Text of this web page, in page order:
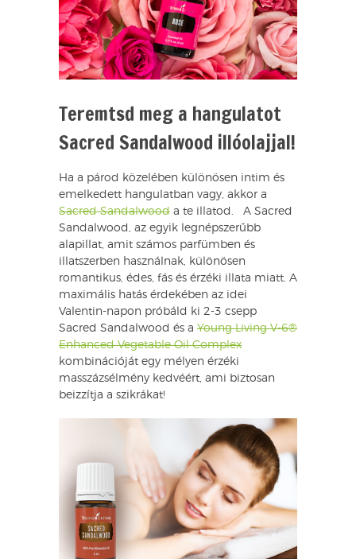
Teremtsd meg a hangulatot
Sacred Sandalwood illóolajjal!
Ha a párod közelében különösen intim és
emelkedett hangulatban vagy, akkor a
Sacred Sandalwood a te illatod. A Sacred
Sandalwood, az egyik legnépszerűbb
alapillat, amit számos parfümben és
illatszerben használnak, különösen
romantikus, édes, fás és érzéki illata miatt. A
maximális hatás érdekében az idei
Valentin-napon próbáld ki 2-3 csepp
Sacred Sandalwood és a Young Living V-6®
Enhanced Vegetable Oil Complex
kombinációját egy mélyen érzéki
masszázsélmény kedvéért, ami biztosan
beizzítja a szikrákat!